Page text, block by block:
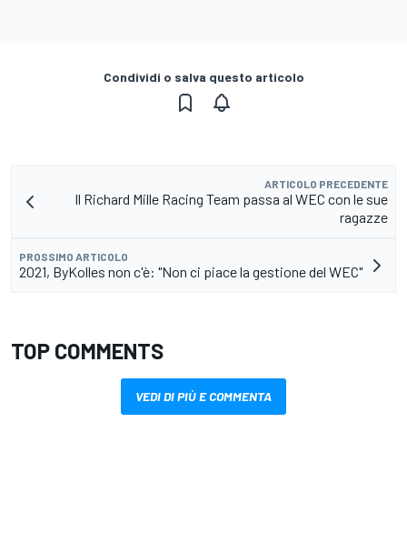
Condividi o salva questo articolo
ARTICOLO PRECEDENTE
Il Richard Mille Racing Team passa al WEC con le sue
ragazze
PROSSIMO ARTICOLO
2021, ByKolles non c'è: "Non ci piace la gestione del WEC"
TOP COMMENTS
VEDI DI PIÙ E COMMENTA